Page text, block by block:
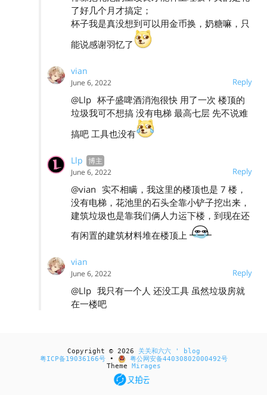
了好几个月才搞定；
杯子我是真没想到可以用金币换，奶糖嘛，只
能说感谢羽忆了
vian
Reply
June 6, 2022
@Llp 杯子盛啤酒消泡很快 用了一次 楼顶的
垃圾我可不想搞 没有电梯 最高七层 先不说难
搞吧 工具也没有
Llp
Reply
June 6, 2022
@vian 实不相瞒，我这里的楼顶也是 7 楼，
没有电梯，花池里的石头全靠小铲子挖出来，
建筑垃圾也是靠我们俩人力运下楼，到现在还
有闲置的建筑材料堆在楼顶上
vian
Reply
June 6, 2022
@Llp 我只有一个人 还没工具 虽然垃圾房就
在一楼吧
Copyright © 2026
关关和六六 ' blog
粤ICP备19036166号•
粤公网安备44030802000492号
Theme Mirages